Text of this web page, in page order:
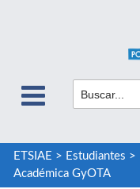
ETSIAE > Estudiantes >
Académica GyOTA